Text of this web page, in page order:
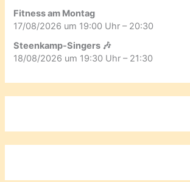
Fitness am Montag
17/08/2026 um 19:00 Uhr – 20:30
Steenkamp-Singers 🎶
18/08/2026 um 19:30 Uhr – 21:30